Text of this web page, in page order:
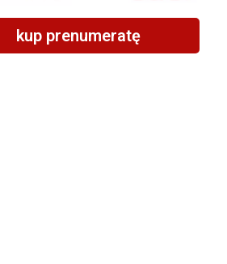
kup prenumeratę